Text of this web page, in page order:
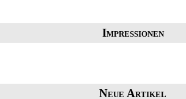
Impressionen
Neue Artikel